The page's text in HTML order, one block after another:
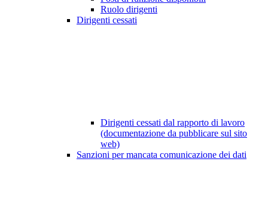
Ruolo dirigenti
Dirigenti cessati
Dirigenti cessati dal rapporto di lavoro
(documentazione da pubblicare sul sito
web)
Sanzioni per mancata comunicazione dei dati